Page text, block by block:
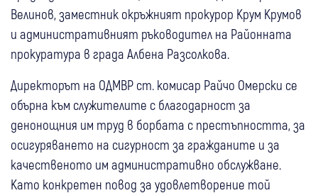
Велинов, заместник окръжният прокурор Крум Крумов
и административният ръководител на Районната
прокуратура в града Албена Разсолкова.
Директорът на ОДМВР ст. комисар Райчо Омерски се
обърна към служителите с благодарност за
денонощния им труд в борбата с престъпността, за
осигуряването на сигурност за гражданите и за
качественото им административно обслужване.
Като конкретен повод за удовлетворение той